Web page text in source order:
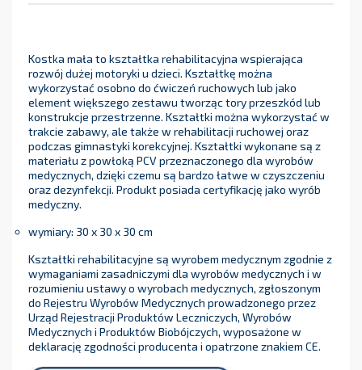
Kostka mała to kształtka rehabilitacyjna wspierająca
rozwój dużej motoryki u dzieci. Kształtkę można
wykorzystać osobno do ćwiczeń ruchowych lub jako
element większego zestawu tworząc tory przeszkód lub
konstrukcje przestrzenne. Kształtki można wykorzystać w
trakcie zabawy, ale także w rehabilitacji ruchowej oraz
podczas gimnastyki korekcyjnej. Kształtki wykonane są z
materiału z powłoką PCV przeznaczonego dla wyrobów
medycznych, dzięki czemu są bardzo łatwe w czyszczeniu
oraz dezynfekcji. Produkt posiada certyfikację jako wyrób
medyczny.
wymiary: 30 x 30 x 30 cm
Kształtki rehabilitacyjne są wyrobem medycznym zgodnie z
wymaganiami zasadniczymi dla wyrobów medycznych i w
rozumieniu ustawy o wyrobach medycznych, zgłoszonym
do Rejestru Wyrobów Medycznych prowadzonego przez
Urząd Rejestracji Produktów Leczniczych, Wyrobów
Medycznych i Produktów Biobójczych, wyposażone w
deklarację zgodności producenta i opatrzone znakiem CE.